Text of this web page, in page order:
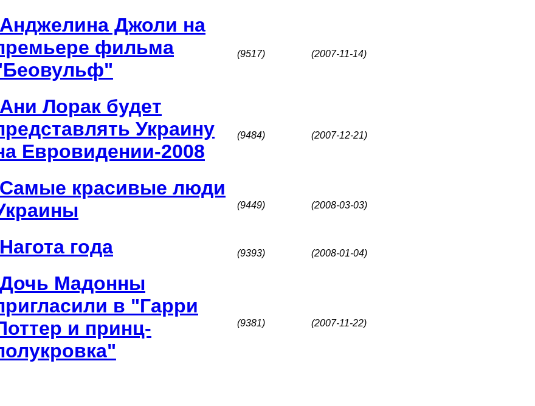
Анджелина Джоли на
фильма
(9517) (2007-11-14)
Ани Лорак будет
Украину
Евровидении-2008
(9484) (2007-12-21)
Самые красивые люди
(9449) (2008-03-03)
Нагота года (9393) (2008-01-04)
Дочь Мадонны
в "Гарри
и принц-
(9381) (2007-11-22)